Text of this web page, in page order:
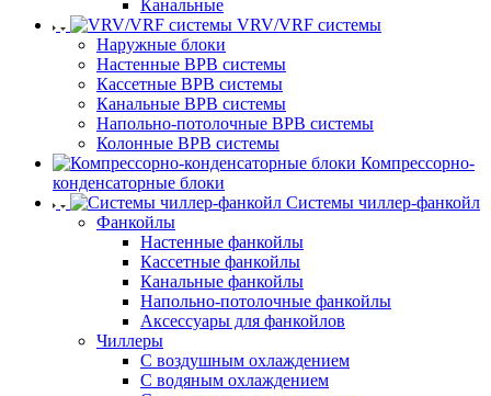
Канальные
VRV/VRF системы
Наружные блоки
Настенные ВРВ системы
Кассетные ВРВ системы
Канальные ВРВ системы
Напольно-потолочные ВРВ системы
Колонные ВРВ системы
Компрессорно-
конденсаторные блоки
Системы чиллер-фанкойл
Фанкойлы
Настенные фанкойлы
Кассетные фанкойлы
Канальные фанкойлы
Напольно-потолочные фанкойлы
Аксессуары для фанкойлов
Чиллеры
С воздушным охлаждением
С водяным охлаждением